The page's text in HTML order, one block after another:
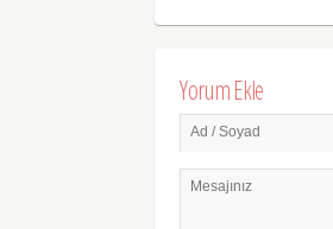
Yorum Ekle
Ad / Soyad
Mesajınız